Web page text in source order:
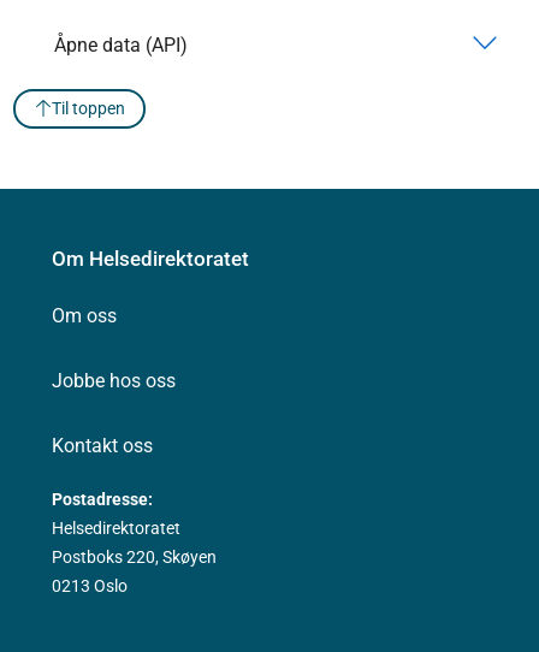
Åpne data (API)
Til toppen
Om Helsedirektoratet
Om oss
Jobbe hos oss
Kontakt oss
Postadresse:
Helsedirektoratet
Postboks 220, Skøyen
0213 Oslo